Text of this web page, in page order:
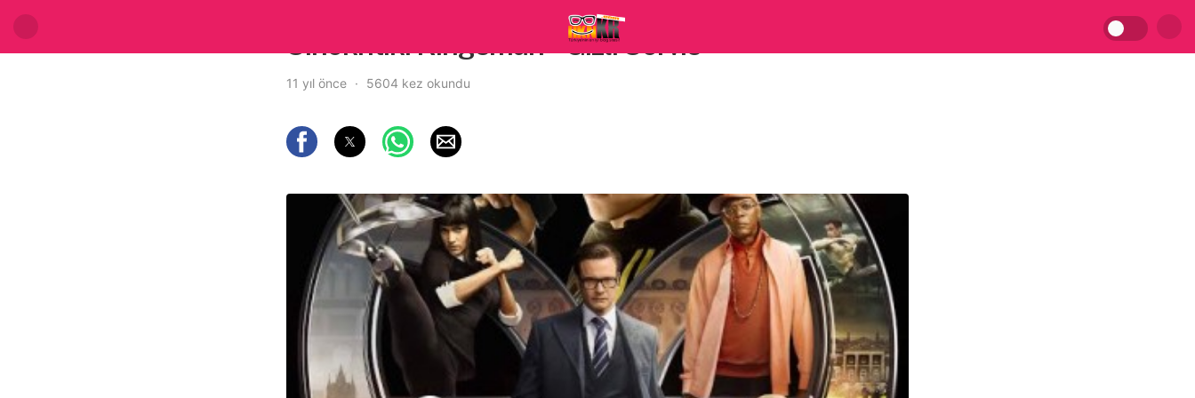
Sinekritik: Kingsman – Gizli Servis
11 yıl önce 5604 kez okundu